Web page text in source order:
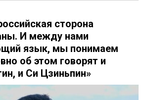
сторона
И между нами
язык, мы понимаем
об этом говорят и
и Си Цзиньпин»